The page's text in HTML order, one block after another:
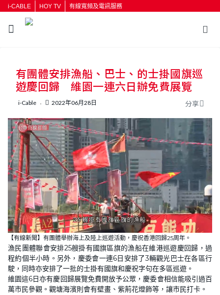
i-CABLE HOY TV 有線寬頻及電訊服務
按輸入鍵開始搜尋
有團體安排漁船、巴士、的士掛國旗巡
遊慶回歸 維園一連六日辦免費展覽
i-Cable 2022年06月28日 分享
U
n
m
u
t
e
L
o
a
d
e
d
:
1
0
0
.
0
【有線新聞】有團體舉辦海上及陸上巡遊活動，慶祝香港回歸25周年。
漁民團體聯會安排25艘掛有國旗區旗的漁船在維港巡遊慶回歸，過
程約個半小時。另外，慶委會一連6日安排了3輛觀光巴士在各區行
駛，同時亦安排了一批的士掛有國旗和慶祝字句在多區巡遊。
維園這6日亦有慶回歸展覽免費開放予公眾，慶委會相信能吸引過百
萬市民參觀。觀塘海濱則會有壁畫、紫荊花燈飾等，讓市民打卡。